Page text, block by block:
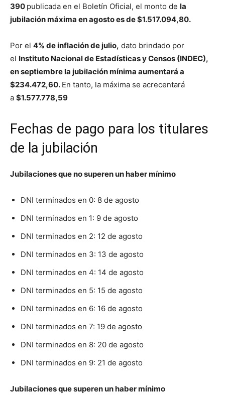
390 publicada en el Boletín Oficial, el monto de la
jubilación máxima en agosto es de $1.517.094,80.
Por el 4% de inflación de julio, dato brindado por
el Instituto Nacional de Estadísticas y Censos (INDEC),
en septiembre la jubilación mínima aumentará a
$234.472,60. En tanto, la máxima se acrecentará
a $1.577.778,59
Fechas de pago para los titulares
de la jubilación
Jubilaciones que no superen un haber mínimo
DNI terminados en 0: 8 de agosto
DNI terminados en 1: 9 de agosto
DNI terminados en 2: 12 de agosto
DNI terminados en 3: 13 de agosto
DNI terminados en 4: 14 de agosto
DNI terminados en 5: 15 de agosto
DNI terminados en 6: 16 de agosto
DNI terminados en 7: 19 de agosto
DNI terminados en 8: 20 de agosto
DNI terminados en 9: 21 de agosto
Jubilaciones que superen un haber mínimo